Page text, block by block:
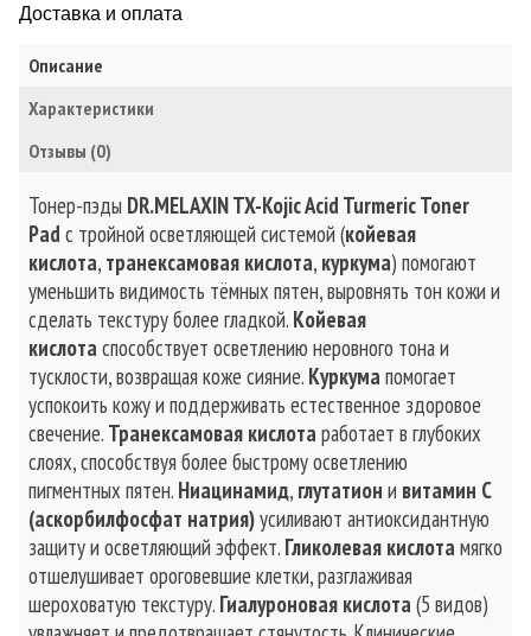
Доставка и оплата
Описание
Характеристики
Отзывы (0)
Тонер-пэды DR.MELAXIN TX-Kojic Acid Turmeric Toner
Pad с тройной осветляющей системой (койевая
кислота, транексамовая кислота, куркума) помогают
уменьшить видимость тёмных пятен, выровнять тон кожи и
сделать текстуру более гладкой. Койевая
кислотаспособствует осветлению неровного тона и
тусклости, возвращая коже сияние. Куркумапомогает
успокоить кожу и поддерживать естественное здоровое
свечение. Транексамовая кислотаработает в глубоких
слоях, способствуя более быстрому осветлению
пигментных пятен. Ниацинамид, глутатион и витамин C
(аскорбилфосфат натрия)усиливают антиоксидантную
защиту и осветляющий эффект. Гликолевая кислотамягко
отшелушивает ороговевшие клетки, разглаживая
шероховатую текстуру. Гиалуроновая кислота(5 видов)